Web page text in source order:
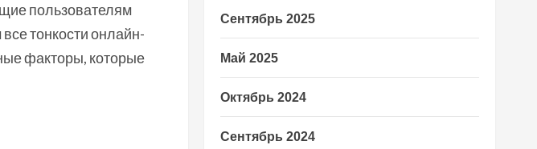
пользователям
тонкости онлайн-
факторы, которые
Сентябрь 2025
Май 2025
Октябрь 2024
Сентябрь 2024